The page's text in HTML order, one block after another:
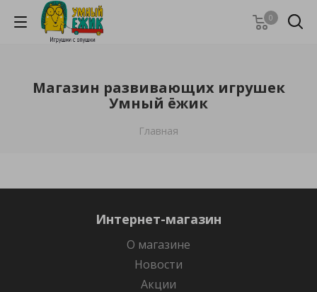
0
Магазин развивающих игрушек
Умный ёжик
Главная
Интернет-магазин
О магазине
Новости
Акции